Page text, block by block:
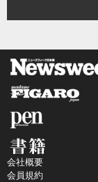
会社概要
会員規約